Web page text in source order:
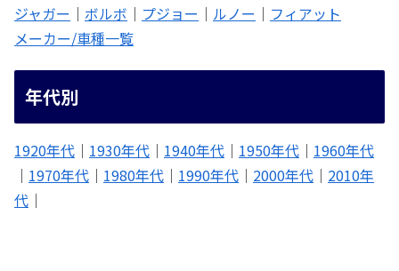
ジャガー ｜ ボルボ ｜ プジョー ｜ ルノー ｜ フィアット
メーカー/車種一覧
年代別
1920年代 ｜ 1930年代 ｜ 1940年代 ｜ 1950年代 ｜ 1960年代
｜ 1970年代 ｜ 1980年代 ｜ 1990年代 ｜ 2000年代 ｜ 2010年
代 ｜